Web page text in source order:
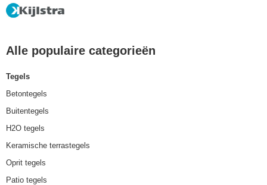
Alle populaire categorieën
Tegels
Betontegels
Buitentegels
H2O tegels
Keramische terrastegels
Oprit tegels
Patio tegels